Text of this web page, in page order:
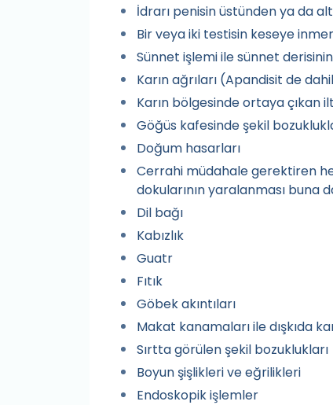
İdrarı penisin üstünden ya da
Bir veya iki testisin keseye
Sünnet işlemi ile sünnet
Karın ağrıları (Apandisit de
Karın bölgesinde ortaya çıkan
Göğüs kafesinde şekil
Doğum hasarları
Cerrahi müdahale gerektiren
dokularının yaralanması buna
Dil bağı
Kabızlık
Guatr
Fıtık
Göbek akıntıları
Makat kanamaları ile dışkıda
Sırtta görülen şekil bozuklukları
Boyun şişlikleri ve eğrilikleri
Endoskopik işlemler